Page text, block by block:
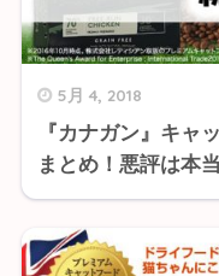
5月 4, 2018
『カナガン』キャ
まとめ！悪評は本